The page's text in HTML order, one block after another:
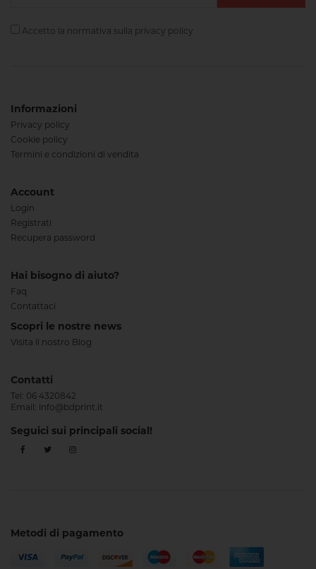
Accetto la normativa sulla privacy policy
Informazioni
Privacy policy
Cookie policy
Termini e condizioni di vendita
Account
Login
Registrati
Recupera password
Hai bisogno di aiuto?
Faq
Contattaci
Scopri le nostre news
Visita il nostro Blog
Contatti
Tel: 06 4320842
Email: info@bdprint.it
Seguici sui principali social!
Metodi di pagamento